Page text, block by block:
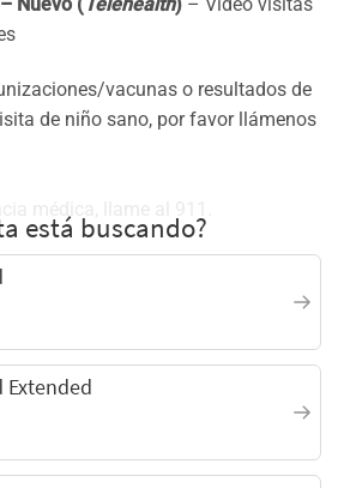
Nuevo (Telehealth) – Video visitas
vacunas o resultados de
de niño sano, por favor llámenos